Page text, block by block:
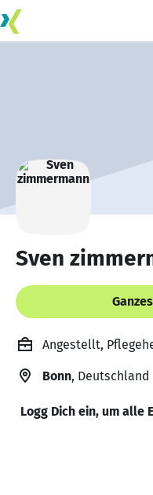
Sven
Angestellt,
Bonn, Deutschland
Logg Dich ein, um alle